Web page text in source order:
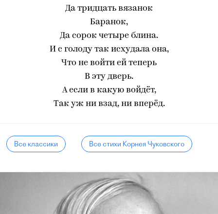
Да тридцать вязанок
Баранок,
Да сорок четыре блина.
И с голоду так исхудала она,
Что не войти ей теперь
В эту дверь.
А если в какую войдёт,
Так уж ни взад, ни вперёд.
Все классики Все стихи Корнея Чуковского